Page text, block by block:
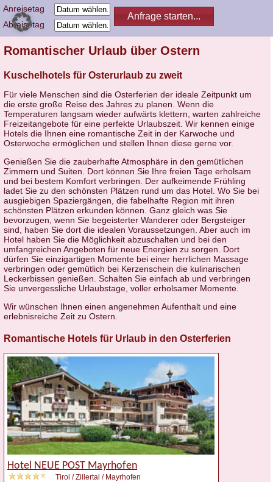
Anreisetag
Abreisetag
Romantischer Urlaub über Ostern
Kuschelhotels für Osterurlaub zu zweit
Für viele Menschen sind die Osterferien der ideale Zeitpunkt um
die erste große Reise des Jahres zu planen. Wenn die
Temperaturen langsam wieder aufwärts klettern, warten zahlreiche
Freizeitangebote für eine perfekte Urlaubszeit. Wir kennen einige
Hotels die Ihnen eine romantische Zeit in der Karwoche und
Osterwoche ermöglichen und stellen Ihnen diese gerne vor.
Genießen Sie die zauberhafte Atmosphäre in den gemütlichen
Zimmern und Suiten. Dort können Sie Ihre freien Tage erholsam
und bei bestem Komfort verbringen. Der aufkeimende Frühling
ladet Sie zu den schönsten Plätzen rund um das Hotel. Wo Sie bei
ausgiebigen Spaziergängen, die fabelhafte Region mit ihren
schönsten Plätzen erkunden können. Ganz gleich was Sie
bevorzugen, wenn Sie begeisterter Wanderer oder Bergsteiger
sind, haben Sie dort die idealen Voraussetzungen. Aber auch im
Hotel haben Sie die Möglichkeit abzuschalten und bei den
umfangreichen Angeboten für neue Energien zu sorgen. Dort
dürfen Sie einzigartigen Momente bei einer herrlichen Massage
verbringen oder gemütlich bei Kerzenschein die kulinarischen
Leckerbissen genießen. Schalten Sie einfach ab und verbringen
Sie unvergessliche Urlaubstage, voller erholsamer Momente.
Wir wünschen Ihnen einen angenehmen Aufenthalt und eine
erlebnisreiche Zeit zu Ostern.
Romantische Hotels für Urlaub in den Osterferien
Hotel NEUE POST Mayrhofen
Tirol / Zillertal / Mayrhofen